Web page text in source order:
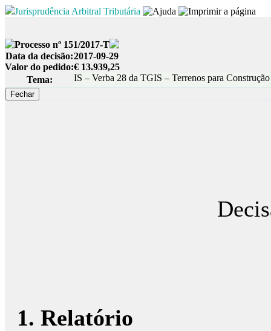
Jurisprudência Arbitral Tributária
Processo nº 151/2017-T
Data da decisão:2017-09-29
Valor do pedido:€ 13.939,25
Tema:
IS – Verba 28 da TGIS – Terrenos para Construção
1. Relatório